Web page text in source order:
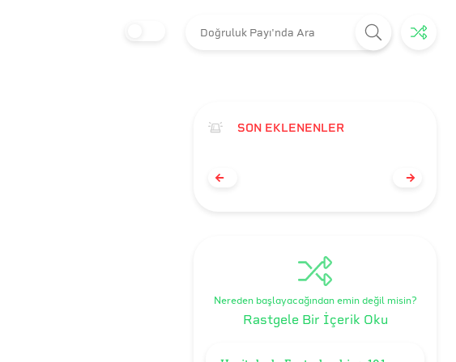
SON EKLENENLER
Nereden başlayacağından emin değil misin?
Rastgele Bir İçerik Oku